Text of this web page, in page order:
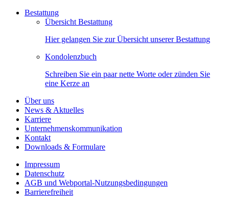
Bestattung
Übersicht Bestattung
Hier gelangen Sie zur Übersicht unserer Bestattung
Kondolenzbuch
Schreiben Sie ein paar nette Worte oder zünden Sie
eine Kerze an
Über uns
News & Aktuelles
Karriere
Unternehmenskommunikation
Kontakt
Downloads & Formulare
Impressum
Datenschutz
AGB und Webportal-Nutzungsbedingungen
Barrierefreiheit